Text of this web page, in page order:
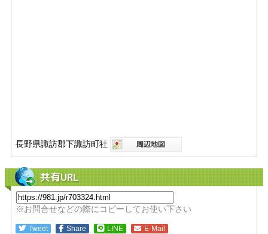
長野県諏訪郡下諏訪町社
共有URL
※お問合せなどの際にコピーしてお使い下さい
Tweet Share LINE E-Mail